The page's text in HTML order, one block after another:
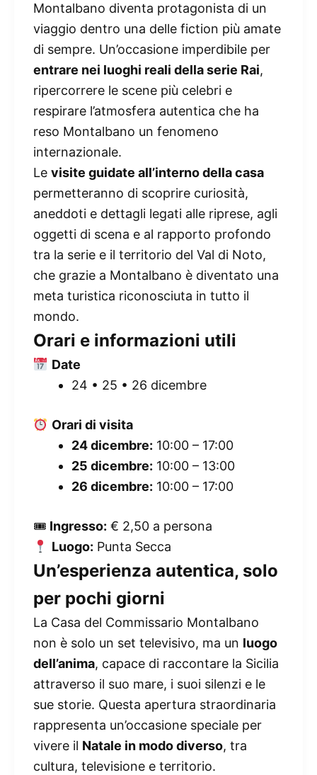
Montalbano diventa protagonista di un
viaggio dentro una delle fiction più amate
di sempre. Un’occasione imperdibile per
entrare nei luoghi reali della serie Rai,
ripercorrere le scene più celebri e
respirare l’atmosfera autentica che ha
reso Montalbano un fenomeno
internazionale.
Le visite guidate all’interno della casa
permetteranno di scoprire curiosità,
aneddoti e dettagli legati alle riprese, agli
oggetti di scena e al rapporto profondo
tra la serie e il territorio del Val di Noto,
che grazie a Montalbano è diventato una
meta turistica riconosciuta in tutto il
mondo.
Orari e informazioni utili
Date
24 • 25 • 26 dicembre
Orari di visita
24 dicembre: 10:00 – 17:00
25 dicembre: 10:00 – 13:00
26 dicembre: 10:00 – 17:00
🎟 Ingresso: € 2,50 a persona
Luogo: Punta Secca
Un’esperienza autentica, solo
per pochi giorni
La Casa del Commissario Montalbano
non è solo un set televisivo, ma un luogo
dell’anima, capace di raccontare la Sicilia
attraverso il suo mare, i suoi silenzi e le
sue storie. Questa apertura straordinaria
rappresenta un’occasione speciale per
vivere il Natale in modo diverso, tra
cultura, televisione e territorio.